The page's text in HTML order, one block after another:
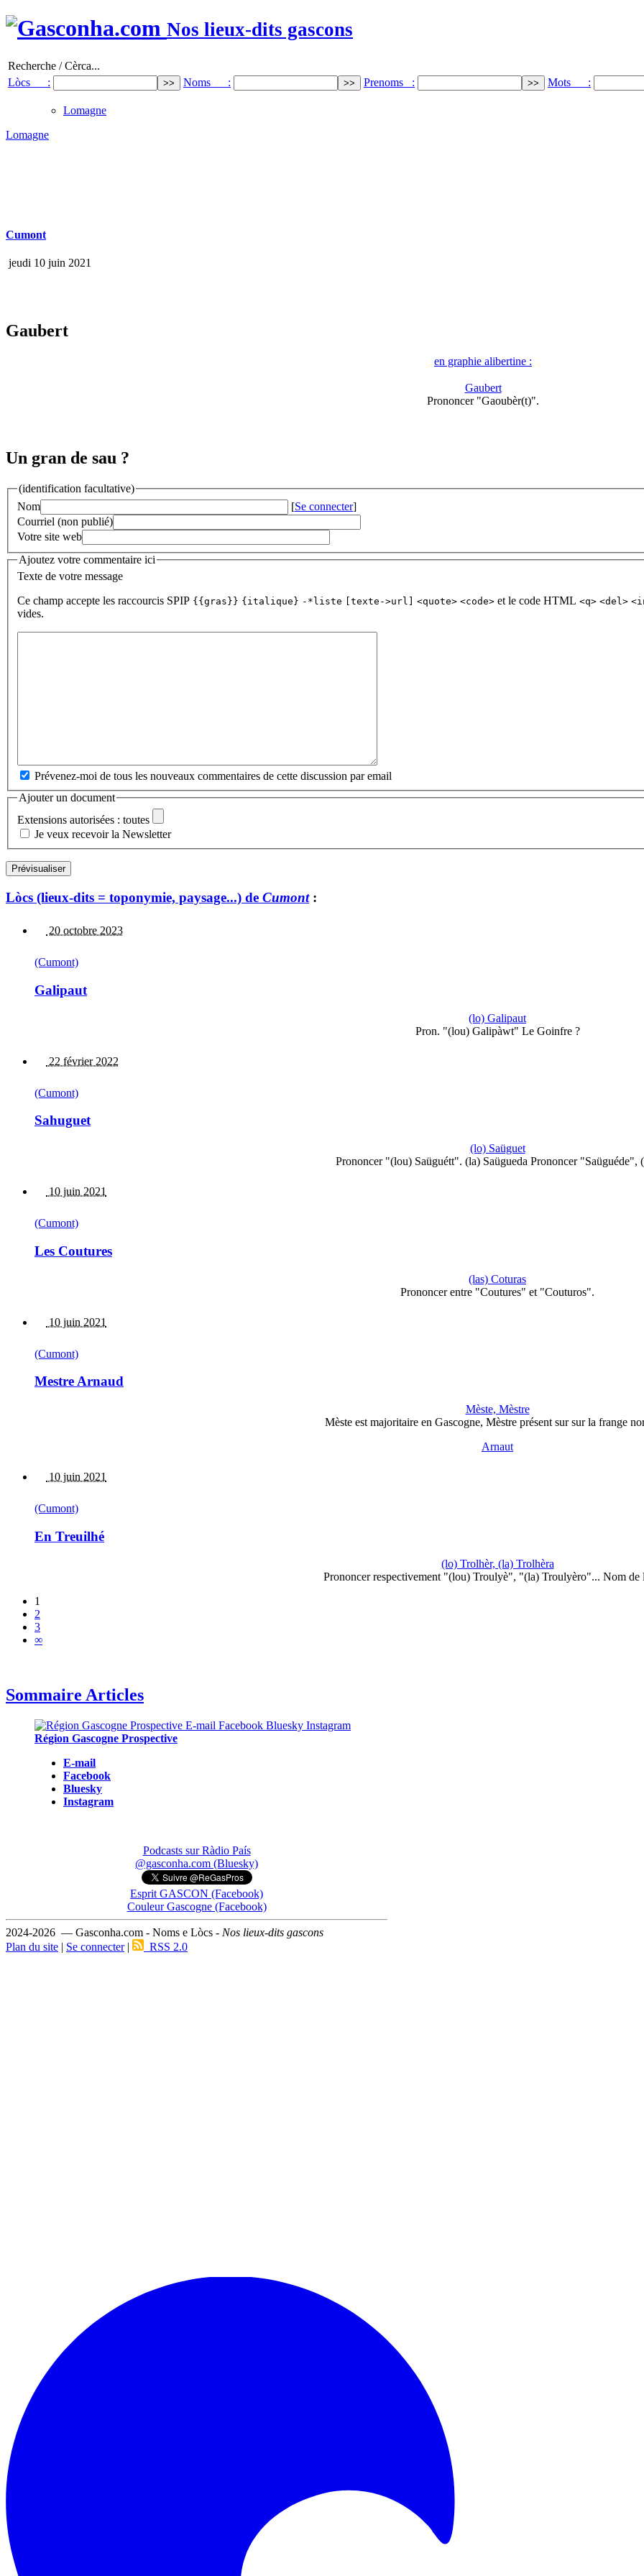
Nos lieux-dits gascons
Recherche / Cèrca...
Lòcs :
Noms : Prenoms : Mots :
Lomagne
Lomagne
Cumont
jeudi 10 juin 2021
Gaubert
en graphie alibertine :
Gaubert
Prononcer "Gaoubèr(t)".
Un gran de sau ?
(identification facultative)
Nom
[Se connecter]
Courriel (non publié)
Votre site web
Ajoutez votre commentaire ici
Texte de votre message
Ce champ accepte les raccourcis SPIP {{gras}} {italique} -*liste [texte->url] <quote> <code> et le code HTML <q> <del>
vides.
Prévenez-moi de tous les nouveaux commentaires de cette discussion par email
Ajouter un document
Extensions autorisées : toutes
Je veux recevoir la Newsletter
Lòcs (lieux-dits = toponymie, paysage...) de Cumont:
20 octobre 2023
(Cumont)
Galipaut
(lo) Galipaut
Pron. "(lou) Galipàwt" Le Goinfre ?
22 février 2022
(Cumont)
Sahuguet
(lo) Saüguet
Prononcer "(lou) Saüguétt". (la) Saügueda Prononcer
10 juin 2021
(Cumont)
Les Coutures
(las) Coturas
Prononcer entre "Coutures" et "Couturos".
10 juin 2021
(Cumont)
Mestre Arnaud
Mèste, Mèstre
Mèste est majoritaire en Gascogne, Mèstre présent sur sur la frange
Arnaut
10 juin 2021
(Cumont)
En Treuilhé
(lo) Trolhèr, (la) Trolhèra
Prononcer respectivement "(lou) Troulyè", "(la) Troulyèro"... Nom
1
2
3
∞
Sommaire Articles
Région Gascogne Prospective
E-mail
Facebook
Bluesky
Instagram
Podcasts sur Ràdio País
@gasconha.com (Bluesky)
Esprit GASCON (Facebook)
Couleur Gascogne (Facebook)
2024-2026 — Gasconha.com - Noms e Lòcs - Nos lieux-dits gascons
Plan du site | Se connecter| RSS 2.0